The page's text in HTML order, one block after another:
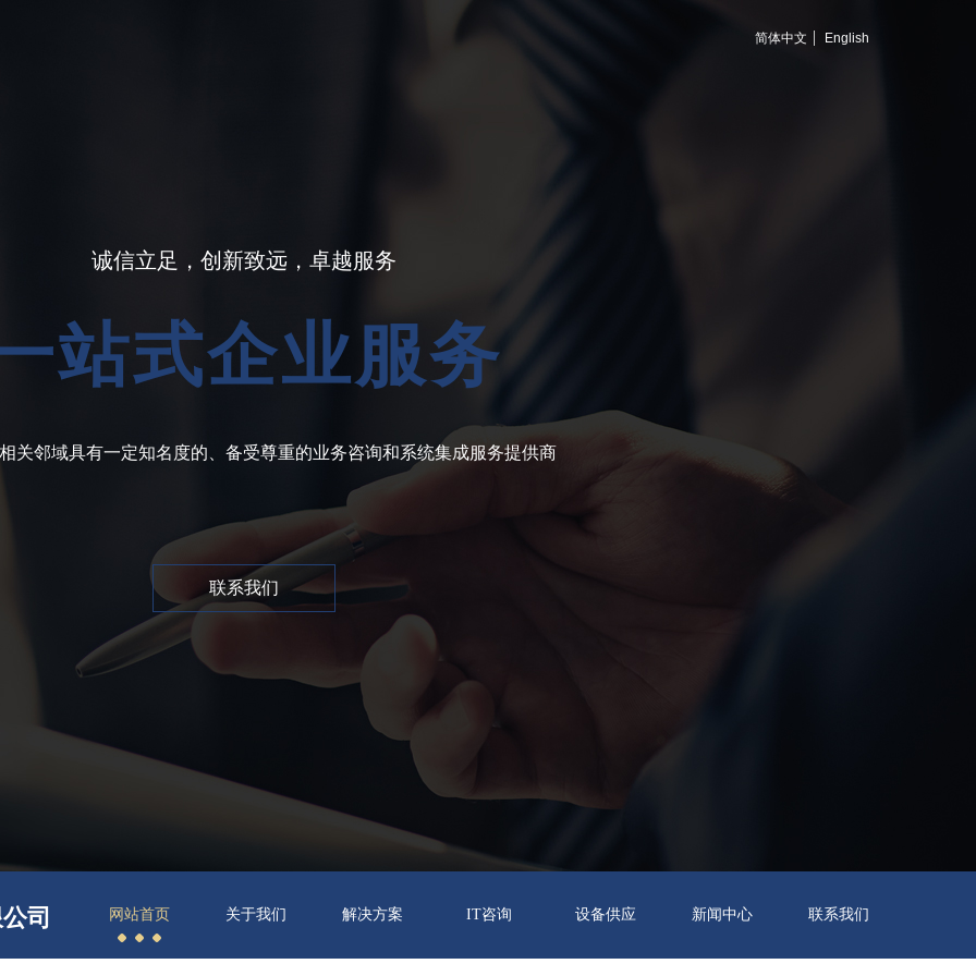
简体中文 English
诚信立足，创新致远，卓越服务
站式企业服务
关邻域具有一定知名度的、备受尊重的业务咨询和系统集成服务提供商
联系我们
网站首页 关于我们 解决方案 IT咨询 设备供应 新闻中心 联系我们
司